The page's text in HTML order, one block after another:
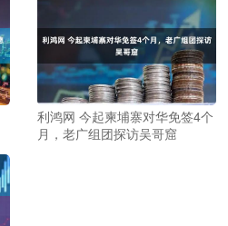
利鸿网 今起柬埔寨对华免签4个
月，老广组团探访吴哥窟